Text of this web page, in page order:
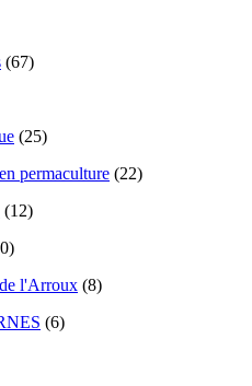
(67)
(25)
permaculture (22)
(12)
l'Arroux (8)
(6)